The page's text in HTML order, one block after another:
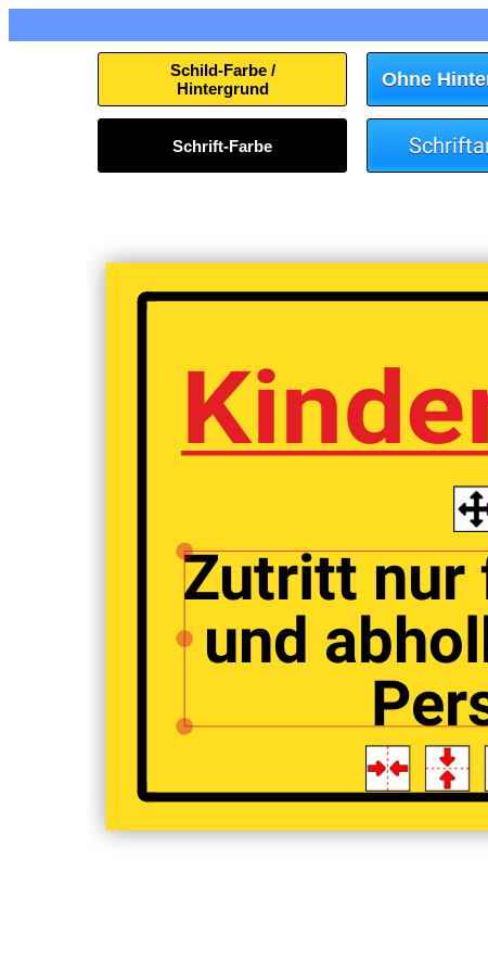
Schild-Farbe /
Hintergrund
Ohne
Schrift-Farbe
Zutritt nur
und